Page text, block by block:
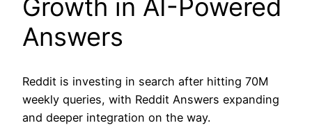
Growth in AI-Powered
Answers
Reddit is investing in search after hitting 70M
weekly queries, with Reddit Answers expanding
and deeper integration on the way.